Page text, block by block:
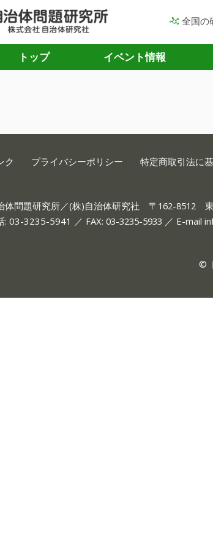
全国の
トップ イベント情報
ク プライバシーポリシー 特定商取引法に
体問題研究所／(株)自治体研究社 〒162-8512
: 03-3235-5941 ／ FAX: 03-3235-5933 ／ E-mail
©